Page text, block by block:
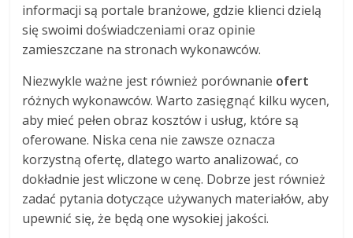
informacji są portale branżowe, gdzie klienci dzielą
się swoimi doświadczeniami oraz opinie
zamieszczane na stronach wykonawców.
Niezwykle ważne jest również porównanie ofert
różnych wykonawców. Warto zasięgnąć kilku wycen,
aby mieć pełen obraz kosztów i usług, które są
oferowane. Niska cena nie zawsze oznacza
korzystną ofertę, dlatego warto analizować, co
dokładnie jest wliczone w cenę. Dobrze jest również
zadać pytania dotyczące używanych materiałów, aby
upewnić się, że będą one wysokiej jakości.